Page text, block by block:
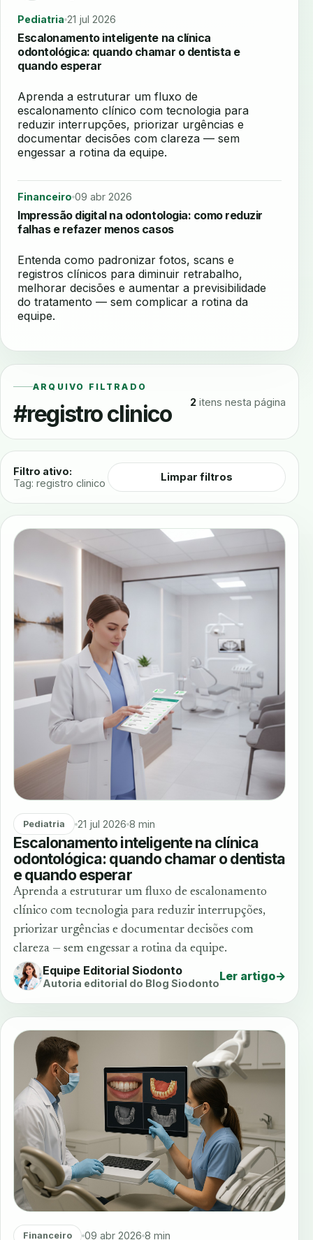
Pediatria 21 jul 2026
Escalonamento inteligente na clínica
odontológica: quando chamar o dentista e
quando esperar
Aprenda a estruturar um fluxo de
escalonamento clínico com tecnologia para
reduzir interrupções, priorizar urgências e
documentar decisões com clareza — sem
engessar a rotina da equipe.
Financeiro 09 abr 2026
Impressão digital na odontologia: como reduzir
falhas e refazer menos casos
Entenda como padronizar fotos, scans e
registros clínicos para diminuir retrabalho,
melhorar decisões e aumentar a previsibilidade
do tratamento — sem complicar a rotina da
equipe.
ARQUIVO FILTRADO
#registro clinico 2 itens nesta página
Filtro ativo:
Tag: registro clinico
Limpar filtros
Pediatria 21 jul 2026 8 min
Escalonamento inteligente na clínica
odontológica: quando chamar o dentista
e quando esperar
Aprenda a estruturar um fluxo de escalonamento
clínico com tecnologia para reduzir interrupções,
priorizar urgências e documentar decisões com
clareza — sem engessar a rotina da equipe.
Equipe Editorial Siodonto
Autoria editorial do Blog SiodontoLer artigo→
Financeiro 09 abr 2026 8 min